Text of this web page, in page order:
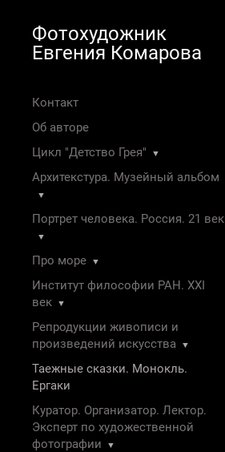
Фотохудожник
Евгения Комарова
Контакт
Об авторе
Цикл "Детство Грея"
▼
Архитекстура. Музейный альбом
▼
Портрет человека. Россия. 21 век
▼
Про море ▼
Институт философии РАН. XXI
век
▼
Репродукции живописи и
произведений искусства
▼
Таежные сказки. Монокль.
Ергаки
Куратор. Организатор. Лектор.
Эксперт по художественной
фотографии
▼